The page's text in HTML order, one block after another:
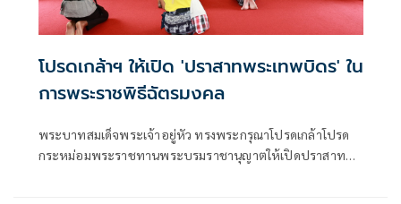
โปรดเกล้าฯ ให้เปิด 'ปราสาทพระเทพบิดร' ใน
การพระราชพิธีฉัตรมงคล
พระบาทสมเด็จพระเจ้าอยู่หัว ทรงพระกรุณาโปรดเกล้าโปรด
กระหม่อมพระราชทานพระบรมราชานุญาตให้เปิดปราสาท